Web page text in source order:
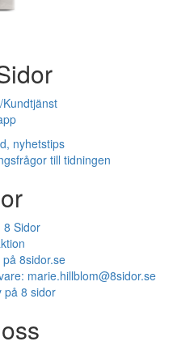
nyhetstips
till tidningen
8 Sidor
8sidor.se
marie.hillblom@8sidor.se
på 8 sidor